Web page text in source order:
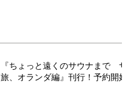
『ちょっと遠くのサウナまで サ
旅、オランダ編』刊行！予約開始